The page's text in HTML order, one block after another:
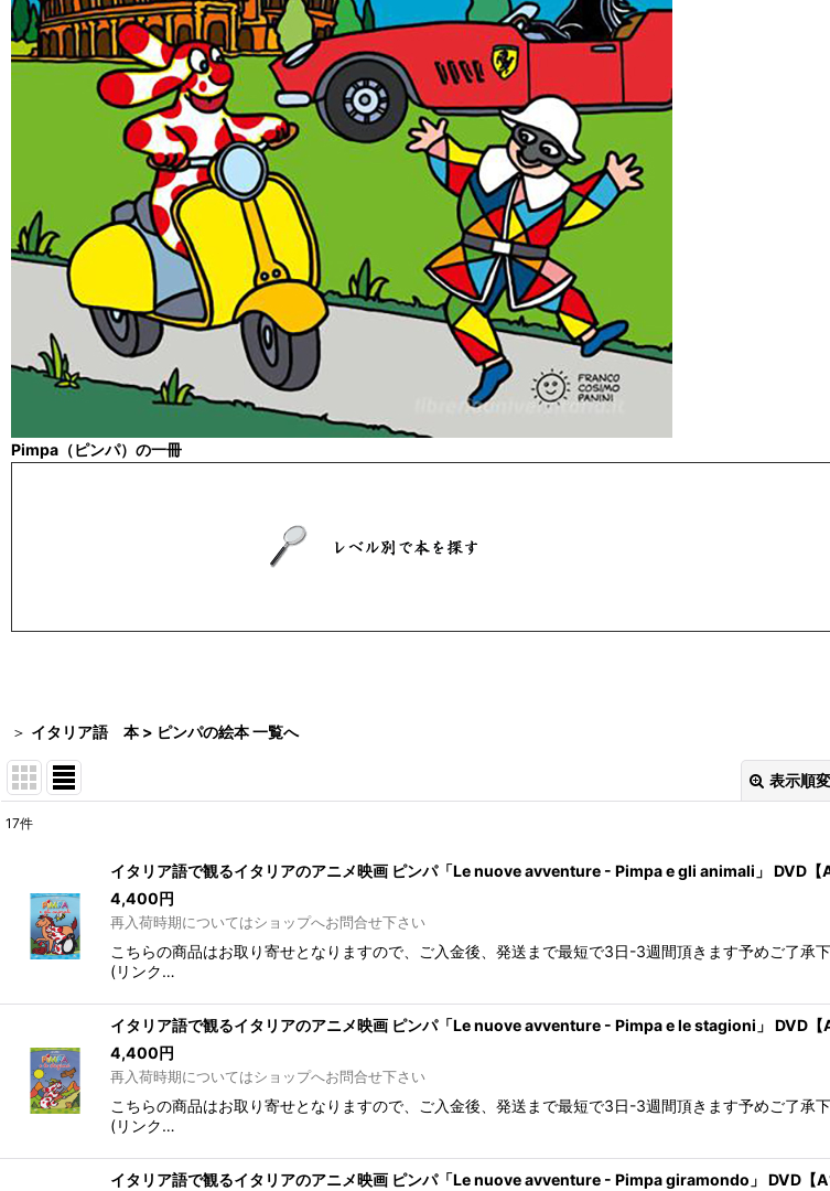
Pimpa（ピンパ）の一冊
＞ イタリア語 本 > ピンパの絵本 一覧へ
表示順
在庫あり
並び順:
絞り込む
17件
イタリア語で観るイタリアのアニメ映画 ピンパ「Le nuove avventure - Pimpa e gli animali」 DVD【
4,400円
再入荷時期についてはショップへお問合せ下さい
こちらの商品はお取り寄せとなりますので、ご入金後、発送まで最短で3日-3週間頂きます予めご了
(リンク…
イタリア語で観るイタリアのアニメ映画 ピンパ「Le nuove avventure - Pimpa e le stagioni」 DVD【
4,400円
再入荷時期についてはショップへお問合せ下さい
こちらの商品はお取り寄せとなりますので、ご入金後、発送まで最短で3日-3週間頂きます予めご了
(リンク…
イタリア語で観るイタリアのアニメ映画 ピンパ「Le nuove avventure - Pimpa giramondo」 DVD【